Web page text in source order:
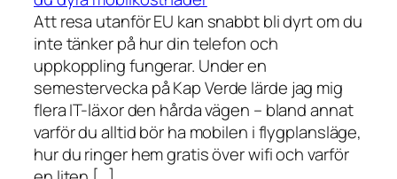
Att resa utanför EU kan snabbt bli dyrt om du
inte tänker på hur din telefon och
uppkoppling fungerar. Under en
semestervecka på Kap Verde lärde jag mig
flera IT-läxor den hårda vägen – bland annat
varför du alltid bör ha mobilen i flygplansläge,
hur du ringer hem gratis över wifi och varför